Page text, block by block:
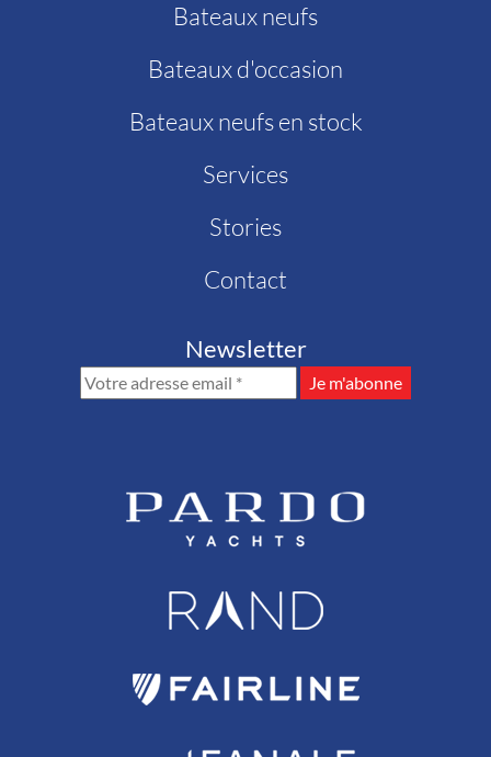
Bateaux neufs
Bateaux d'occasion
Bateaux neufs en stock
Services
Stories
Contact
Newsletter